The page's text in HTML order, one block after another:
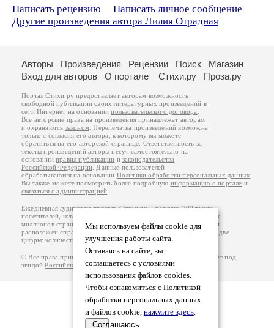
Написать рецензию
Написать личное сообщение
Другие произведения автора Лилия Отрадная
Мы используем файлы cookie для
улучшения работы сайта.
Оставаясь на сайте, вы
соглашаетесь с условиями
использования файлов cookies.
Чтобы ознакомиться с Политикой
обработки персональных данных
и файлов cookie, нажмите здесь.
Соглашаюсь
Авторы Произведения Рецензии Поиск
Магазин
Вход для авторов
О портале Стихи.ру Проза.ру
Портал Стихи.ру предоставляет авторам возможность
свободной публикации своих литературных произведений в
сети Интернет на основаниипользовательского договора
Все авторские права на произведения принадлежат авторам
и охраняются законом . Перепечатка произведений возможна
только с согласия его автора, к которому вы можете
обратиться на его авторской странице. Ответственность за
тексты произведений авторы несут самостоятельно на
основанииправил публикации изаконодательства
Российской Федерации . Данные пользователей
обрабатываются на основании Политики обработки персональных данных
Вы также можете посмотреть более подробную информацию о портале и
связаться с администрацией
Ежедневная аудитория портала Стихи.ру – порядка 200 тысяч
посетителей, которые в общей сумме просматривают более двух
миллионов страниц по данным счетчика посещаемости, который
расположен справа от этого текста. В каждой графе указано по две
цифры: количество просмотров и количество посетителей.
© Все права принадлежат авторам, 2000-2026. Портал работает под
эгидойРоссийского союза писателей.18+